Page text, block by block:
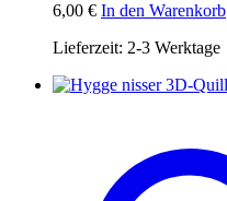
6,00 € In den Warenkorb
Lieferzeit: 2-3 Werktage